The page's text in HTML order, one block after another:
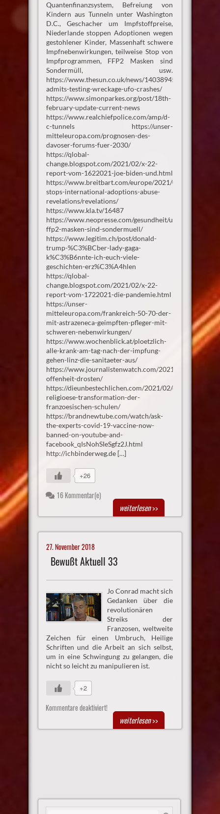
Quantenfinanzsystem, Befreiung von
Kindern aus Tunneln unter Washington
D.C., Geschacher um Impfstoffpreise,
Niederlande stoppen Adoptionen wegen
gestohlener Kinder, Massenhaft schwere
Impfnebenwirkungen, teilweise Stop von
Impfprogrammen, FFP2 Masken sind
Sondermüll, usw.
https://www.thesun.co.uk/news/14038945/pentagon-
admits-testing-wreckage-ufo-crashes/
https://www.simonparkes.org/post/18th-
february-update-current-news
https://www.realchiefpolice.com/amp/d-
c-tunnels https://unser-
mitteleuropa.com/prognosen-des-
davoser-forums-fuer-2030/
https://qlobal-
change.blogspot.com/2021/02/x-22-
report-vom-1622021-joe-biden-und.html
https://www.breitbart.com/europe/2021/02/13/
stops-international-adoptions-abuse-
revelations/revelations/
https://www.kla.tv/16487
https://www.neopresse.com/gesundheit/umweltinstitut-
ffp2-masken-sind-sondermuell/
https://www.legitim.ch/post/donald-
trump-%C3%BCber-lady-gaga-
k%C3%B6nnte-ich-euch-viele-
geschichten-erz%C3%A4hlen
https://qlobal-
change.blogspot.com/2021/02/x-22-
report-vom-1722021-die-pandemie.html
https://unser-
mitteleuropa.com/frankreich-50-70-der-
mit-astrazeneca-geimpften-pfleger-mit-
schweren-nebenwirkungen/
https://www.wochenblick.at/ploetzlich-
alle-krank-am-tag-nach-der-impfung-
gehen-linz-die-sanitaeter-aus/
https://www.journalistenwatch.com/2021/02/14/
offenheit-drosten/
https://dieunbestechlichen.com/2021/02/die-
religioese-transformation-der-
franzoesischen-schulen/
https://brandnewtube.com/watch/ask-
the-experts-covid-19-vaccine-now-
banned-on-youtube-and-
facebook_qIsNohSIeSgfz2J.html
http://ichbinderweg.de […]
+26
16 Kommentar(e)
weiterlesen>>
27. November 2018
Bewußt Aktuell 33
Jo Conrad macht sich
Gedanken über die
revolutionären
Streiks der
Franzosen, weltweite
Zeichen für einen Umbruch, Heilige
Schriften und die Arbeit an sich selbst,
um in eine Schwingung zu gelangen, die
nicht so leicht zu manipulieren ist.
+2
Kommentare deaktiviert!
weiterlesen>>